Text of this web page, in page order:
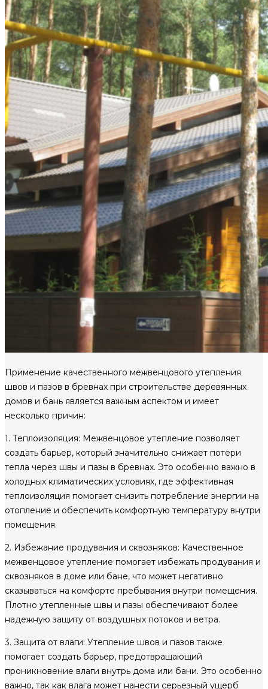
Применение качественного межвенцового утепления
швов и пазов в бревнах при строительстве деревянных
домов и бань является важным аспектом и имеет
несколько причин:
1. Теплоизоляция: Межвенцовое утепление позволяет
создать барьер, который значительно снижает потери
тепла через швы и пазы в бревнах. Это особенно важно в
холодных климатических условиях, где эффективная
теплоизоляция помогает снизить потребление энергии на
отопление и обеспечить комфортную температуру внутри
помещения.
2. Избежание продувания и сквозняков: Качественное
межвенцовое утепление помогает избежать продувания и
сквозняков в доме или бане, что может негативно
сказываться на комфорте пребывания внутри помещения.
Плотно утепленные швы и пазы обеспечивают более
надежную защиту от воздушных потоков и ветра.
3. Защита от влаги: Утепление швов и пазов также
помогает создать барьер, предотвращающий
проникновение влаги внутрь дома или бани. Это особенно
важно, так как влага может нанести серьезный ущерб